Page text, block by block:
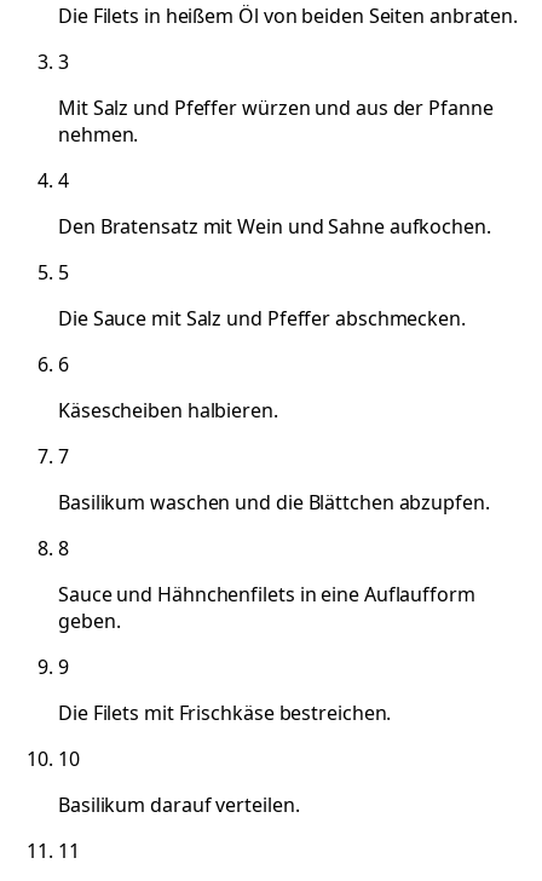
Die Filets in heißem Öl von beiden Seiten anbraten.
3
Mit Salz und Pfeffer würzen und aus der Pfanne
nehmen.
4
Den Bratensatz mit Wein und Sahne aufkochen.
5
Die Sauce mit Salz und Pfeffer abschmecken.
6
Käsescheiben halbieren.
7
Basilikum waschen und die Blättchen abzupfen.
8
Sauce und Hähnchenfilets in eine Auflaufform
geben.
9
Die Filets mit Frischkäse bestreichen.
10
Basilikum darauf verteilen.
11